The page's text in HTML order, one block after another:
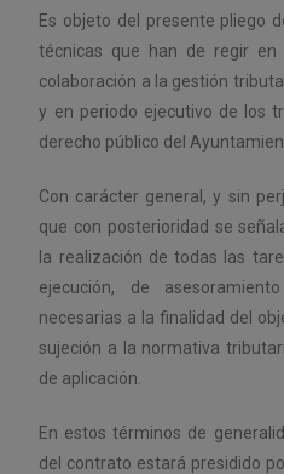
Es objeto del presente pliego
técnicas que han de regir
colaboración a la gestión
y en periodo ejecutivo de los
derecho público del
Con carácter general, y sin
que con posterioridad se
la realización de todas las
ejecución, de
necesarias a la finalidad del
sujeción a la normativa
de aplicación.
En estos términos de
del contrato estará presidido